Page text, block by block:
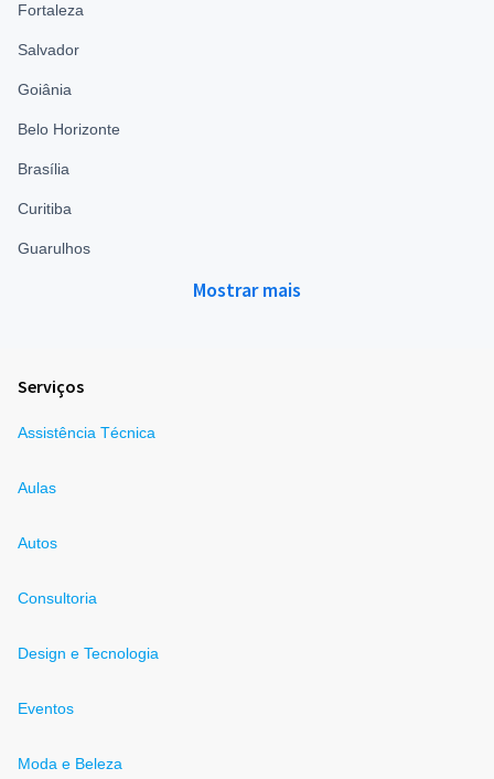
Fortaleza
Salvador
Goiânia
Belo Horizonte
Brasília
Curitiba
Guarulhos
Mostrar mais
Serviços
Assistência Técnica
Aulas
Autos
Consultoria
Design e Tecnologia
Eventos
Moda e Beleza